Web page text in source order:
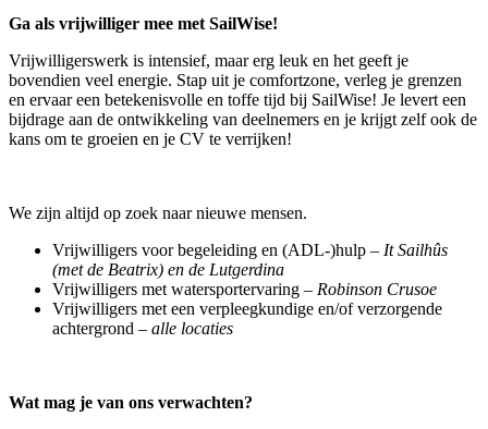
Ga als vrijwilliger mee met SailWise!
Vrijwilligerswerk is intensief, maar erg leuk en het geeft je
bovendien veel energie. Stap uit je comfortzone, verleg je grenzen
en ervaar een betekenisvolle en toffe tijd bij SailWise! Je levert een
bijdrage aan de ontwikkeling van deelnemers en je krijgt zelf ook de
kans om te groeien en je CV te verrijken!
We zijn altijd op zoek naar nieuwe mensen.
Vrijwilligers voor begeleiding en (ADL-)hulp – It Sailhûs
(met de Beatrix) en de Lutgerdina
Vrijwilligers met watersportervaring – Robinson Crusoe
Vrijwilligers met een verpleegkundige en/of verzorgende
achtergrond – alle locaties
Wat mag je van ons verwachten?